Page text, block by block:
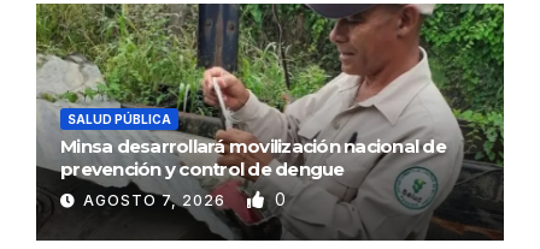
SALUD PÚBLICA
Minsa desarrollará movilización nacional de
prevención y control de dengue
AGOSTO 7, 2026 0